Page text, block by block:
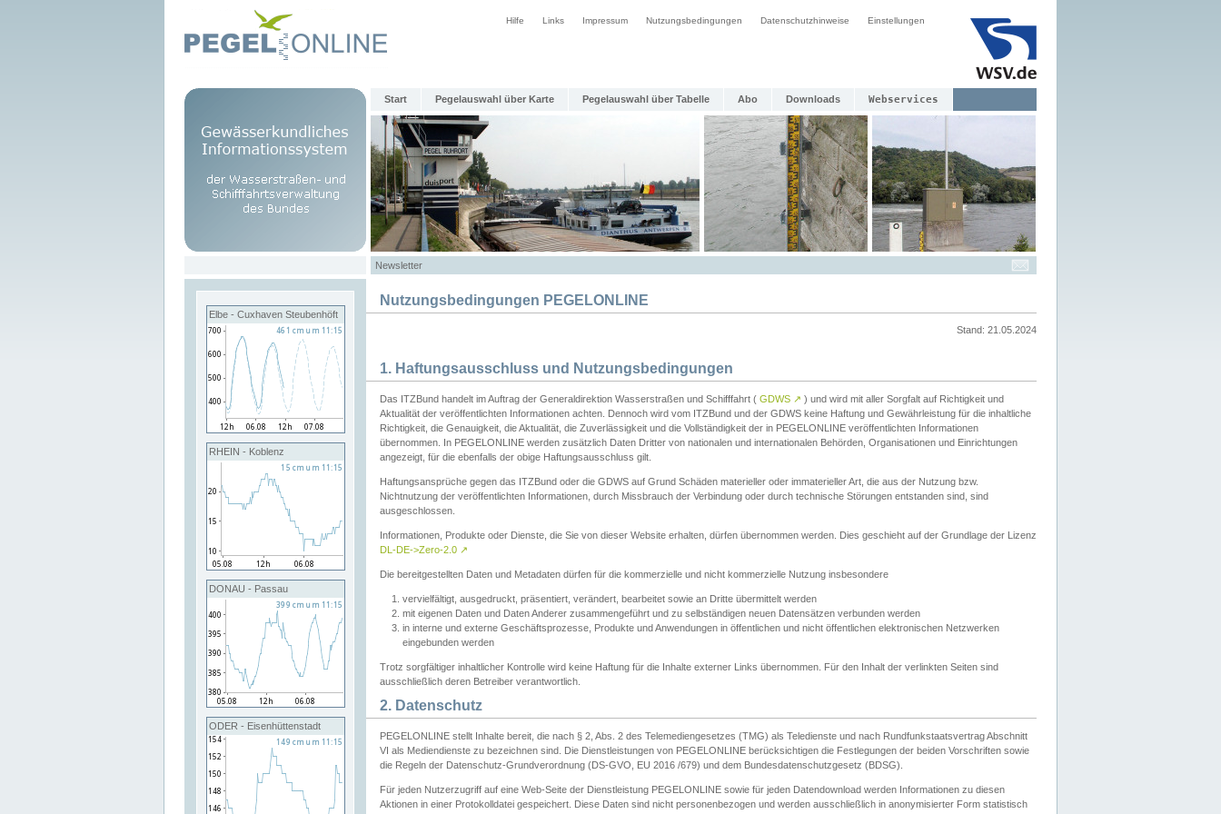
Hilfe Links Impressum Nutzungsbedingungen Datenschutzhinweise Einstellungen
Start Pegelauswahl über Karte Pegelauswahl über Tabelle Abo Downloads Webservices
Newsletter
Elbe - Cuxhaven Steubenhöft
RHEIN - Koblenz
DONAU - Passau
ODER - Eisenhüttenstadt
Nutzungsbedingungen PEGELONLINE
Stand: 21.05.2024
1. Haftungsausschluss und Nutzungsbedingungen
Das ITZBund handelt im Auftrag der Generaldirektion Wasserstraßen und Schifffahrt ( GDWS ↗ ) und wird mit aller Sorgfalt auf Richtigkeit und
Aktualität der veröffentlichten Informationen achten. Dennoch wird vom ITZBund und der GDWS keine Haftung und Gewährleistung für die inhaltliche
Richtigkeit, die Genauigkeit, die Aktualität, die Zuverlässigkeit und die Vollständigkeit der in PEGELONLINE veröffentlichten Informationen
übernommen. In PEGELONLINE werden zusätzlich Daten Dritter von nationalen und internationalen Behörden, Organisationen und Einrichtungen
angezeigt, für die ebenfalls der obige Haftungsausschluss gilt.
Haftungsansprüche gegen das ITZBund oder die GDWS auf Grund Schäden materieller oder immaterieller Art, die aus der Nutzung bzw.
Nichtnutzung der veröffentlichten Informationen, durch Missbrauch der Verbindung oder durch technische Störungen entstanden sind, sind
ausgeschlossen.
Informationen, Produkte oder Dienste, die Sie von dieser Website erhalten, dürfen übernommen werden. Dies geschieht auf der Grundlage der Lizenz
DL-DE->Zero-2.0 ↗
Die bereitgestellten Daten und Metadaten dürfen für die kommerzielle und nicht kommerzielle Nutzung insbesondere
vervielfältigt, ausgedruckt, präsentiert, verändert, bearbeitet sowie an Dritte übermittelt werden
mit eigenen Daten und Daten Anderer zusammengeführt und zu selbständigen neuen Datensätzen verbunden werden
in interne und externe Geschäftsprozesse, Produkte und Anwendungen in öffentlichen und nicht öffentlichen elektronischen Netzwerken
eingebunden werden
Trotz sorgfältiger inhaltlicher Kontrolle wird keine Haftung für die Inhalte externer Links übernommen. Für den Inhalt der verlinkten Seiten sind
ausschließlich deren Betreiber verantwortlich.
2. Datenschutz
PEGELONLINE stellt Inhalte bereit, die nach § 2, Abs. 2 des Telemediengesetzes (TMG) als Teledienste und nach Rundfunkstaatsvertrag Abschnitt
VI als Mediendienste zu bezeichnen sind. Die Dienstleistungen von PEGELONLINE berücksichtigen die Festlegungen der beiden Vorschriften sowie
die Regeln der Datenschutz-Grundverordnung (DS-GVO, EU 2016 /679) und dem Bundesdatenschutzgesetz (BDSG).
Für jeden Nutzerzugriff auf eine Web-Seite der Dienstleistung PEGELONLINE sowie für jeden Datendownload werden Informationen zu diesen
Aktionen in einer Protokolldatei gespeichert. Diese Daten sind nicht personenbezogen und werden ausschließlich in anonymisierter Form statistisch